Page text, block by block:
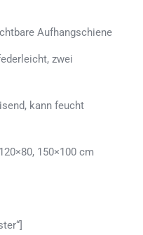
Aufhangschiene
zwei
kann feucht
150×100 cm